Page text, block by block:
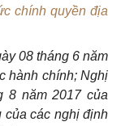
chính quyền địa
08 tháng 6 năm
hành chính; Nghị
8 năm 2017 của
của các nghị định